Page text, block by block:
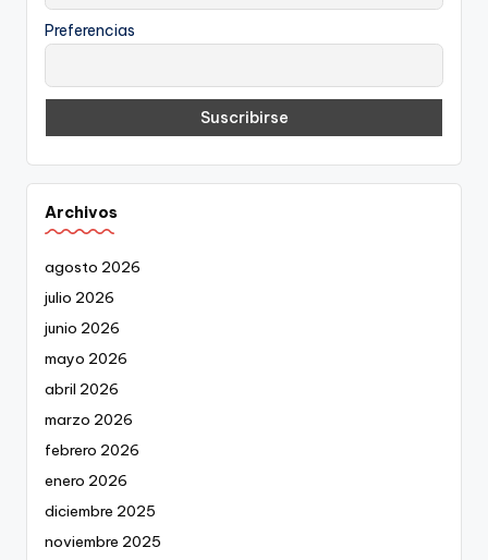
Preferencias
Archivos
agosto 2026
julio 2026
junio 2026
mayo 2026
abril 2026
marzo 2026
febrero 2026
enero 2026
diciembre 2025
noviembre 2025